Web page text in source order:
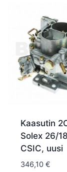
Kaasutin
Solex 26/
CSIC, uusi
346,10 €